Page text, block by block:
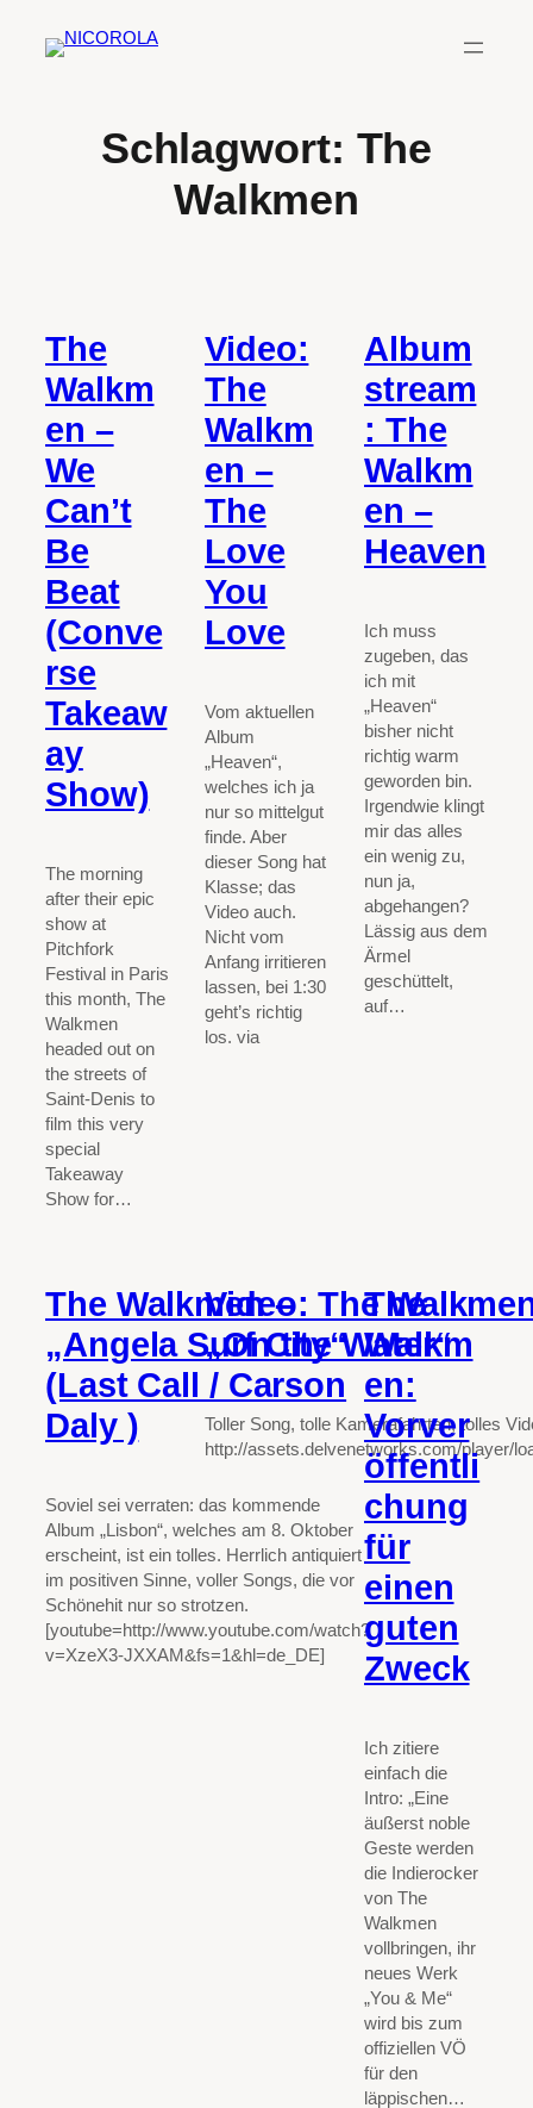
Inhalt
Schlagwort: The
Walkmen
The
Walkm
en –
We
Can’t
Be
Beat
(Conve
rse
Takeaw
ay
Show)
The morning
after their epic
show at
Pitchfork
Festival in Paris
this month, The
Walkmen
headed out on
the streets of
Saint-Denis to
film this very
special
Takeaway
Show for…
Video:
The
Walkm
en –
The
Love
You
Love
Vom aktuellen
Album
„Heaven“,
welches ich ja
nur so mittelgut
finde. Aber
dieser Song hat
Klasse; das
Video auch.
Nicht vom
Anfang irritieren
lassen, bei 1:30
geht’s richtig
los. via
Album
stream
: The
Walkm
en –
Heaven
Ich muss
zugeben, das
ich mit
„Heaven“
bisher nicht
richtig warm
geworden bin.
Irgendwie klingt
mir das alles
ein wenig zu,
nun ja,
abgehangen?
Lässig aus dem
Ärmel
geschüttelt,
auf…
The Walkmen –
„Angela Surf City“
(Last Call / Carson
Daly )
Soviel sei verraten: das kommende
Album „Lisbon“, welches am 8. Oktober
erscheint, ist ein tolles. Herrlich antiquiert
im positiven Sinne, voller Songs, die vor
Schönehit nur so strotzen.
[youtube=http://www.youtube.com/watch?
v=XzeX3-JXXAM&fs=1&hl=de_DE]
Video: The
„On the Water“
Toller Song, tolle Kamerafahrten, tolles
http://assets.delvenetworks.com/player/
The
Walkm
en:
Vorver
öffentli
chung
für
einen
guten
Zweck
Ich zitiere
einfach die
Intro: „Eine
äußerst noble
Geste werden
die Indierocker
von The
Walkmen
vollbringen, ihr
neues Werk
„You & Me“
wird bis zum
offiziellen VÖ
für den
läppischen…